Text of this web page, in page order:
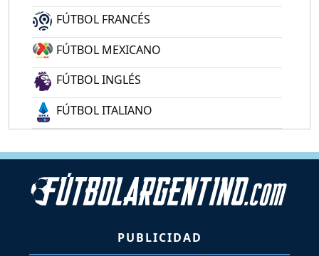
FÚTBOL FRANCÉS
FÚTBOL MEXICANO
FÚTBOL INGLÉS
FÚTBOL ITALIANO
PUBLICIDAD